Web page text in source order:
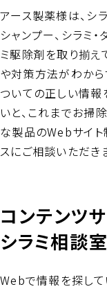
アース製薬様は、シ
シャンプー、シラミ
ミ駆除剤を取り揃え
や対策方法がわから
ついての正しい情報
いと、これまでお掃
な製品のWebサイ
スにご相談いただき
コンテンツ
シラミ相談室
Webで情報を探して